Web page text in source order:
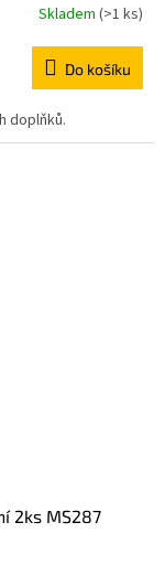
Skladem (>1 ks)
Do košíku
doplňků.
2ks MS287